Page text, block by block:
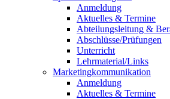
Anmeldung
Aktuelles & Termine
Abteilungsleitung &
Abschlüsse/Prüfungen
Unterricht
Lehrmaterial/Links
Marketingkommunikation
Anmeldung
Aktuelles & Termine